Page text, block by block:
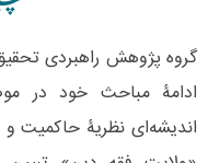
گروه پژوهش راهبردی
ادامۀ مباحث خود در
اندیشه‌ای نظریۀ حاکمیت